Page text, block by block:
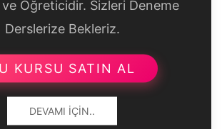
Öğreticidir. Sizleri Deneme
Derslerize Bekleriz.
KURSU SATIN AL
DEVAMI İÇIN..